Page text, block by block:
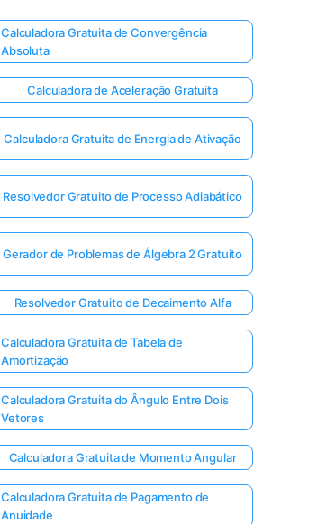
Calculadora Gratuita de Convergência
Absoluta
Calculadora de Aceleração Gratuita
Calculadora Gratuita de Energia de Ativação
Resolvedor Gratuito de Processo Adiabático
Gerador de Problemas de Álgebra 2 Gratuito
Resolvedor Gratuito de Decaimento Alfa
Calculadora Gratuita de Tabela de
Amortização
Calculadora Gratuita do Ângulo Entre Dois
Vetores
Calculadora Gratuita de Momento Angular
Calculadora Gratuita de Pagamento de
Anuidade